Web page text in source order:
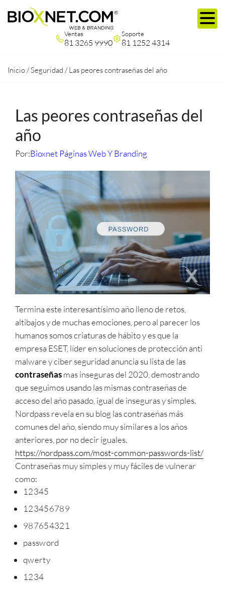
Ventas
81 3265 9990
Soporte
81 1252 4314
Inicio /Seguridad /Las peores contraseñas del año
Las peores contraseñas del
año
Por:Bioxnet Páginas Web Y Branding
Termina este interesantísimo año lleno de retos,
altibajos y de muchas emociones, pero al parecer los
humanos somos criaturas de hábito y es que la
empresa ESET, líder en soluciones de protección anti
malware y ciber seguridad anuncia su lista de las
contraseñasmas inseguras del 2020, demostrando
que seguimos usando las mismas contraseñas de
acceso del año pasado, igual de inseguras y simples.
Nordpass revela en su blog las contraseñas más
comunes del año, siendo muy similares a los años
anteriores, por no decir iguales.
https://nordpass.com/most-common-passwords-list/
Contraseñas muy simples y muy fáciles de vulnerar
como:
12345
123456789
987654321
password
qwerty
1234